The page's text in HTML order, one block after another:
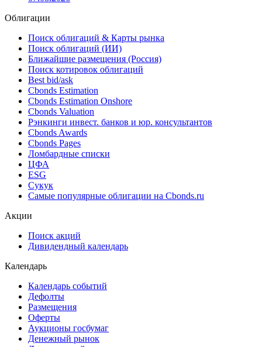
(USL4R21XAA01) со ставкой купона 11.95% на сумму
07.08.2026
Облигации
Поиск облигаций & Карты рынка
Поиск облигаций (ИИ)
Ближайшие размещения (Россия)
Поиск котировок облигаций
Best bid/ask
Cbonds Estimation
Cbonds Estimation Onshore
Cbonds Valuation
Рэнкинги инвест. банков и юр. консультантов
Cbonds Awards
Cbonds Pages
Ломбардные списки
ESG
Самые популярные облигации на Cbonds.ru
Дивидендный календарь
Календарь
Календарь событий
Дефолты